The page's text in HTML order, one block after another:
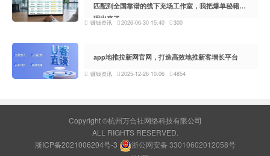
匹配到全国靠谱的线下充场工作室，我把爆单秘籍整
理出来了
赚钱资讯 2026-06-30 15:40 300
app地推拉新网官网，打造高效地推新客增长平台
赚钱资讯 2025-12-26 10:06 4854
Copyright ©杭州万合社网络科技有限公司
ALL RIGHTS RESERVED.
浙ICP备2021006204号-3
浙公网安备 33010602012058号